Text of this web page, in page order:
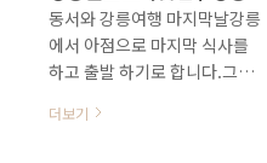
이 국수는 철원군 서면 자등리
자등 우체국 건너편 현 정육점
같은 건물 뒤쪽에 있습니다.이
곳 서면 자등리에는 허영만의
맛집 기행에 출연한 집이 두 집
동서와 강릉여행 마지막날강릉
에서 아점으로 마지막 식사를
하고 출발 하기로 합니다.그래
급으로 꼽히는 강릉엄지네포장
더보기